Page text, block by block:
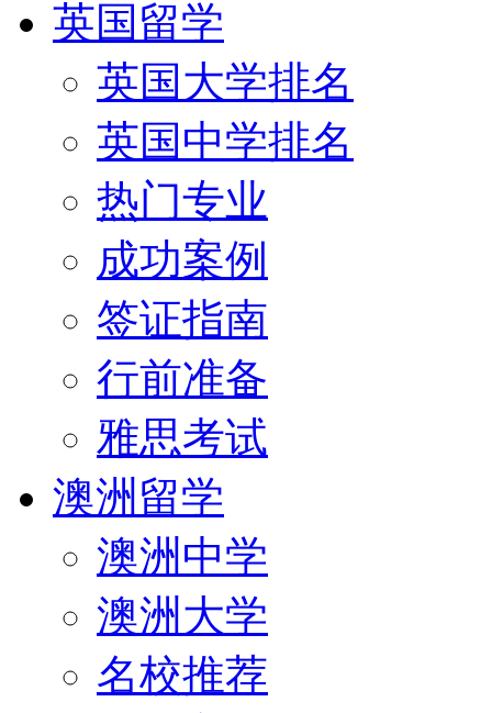
英国留学
英国大学排名
英国中学排名
热门专业
成功案例
签证指南
行前准备
雅思考试
澳洲留学
澳洲中学
澳洲大学
名校推荐